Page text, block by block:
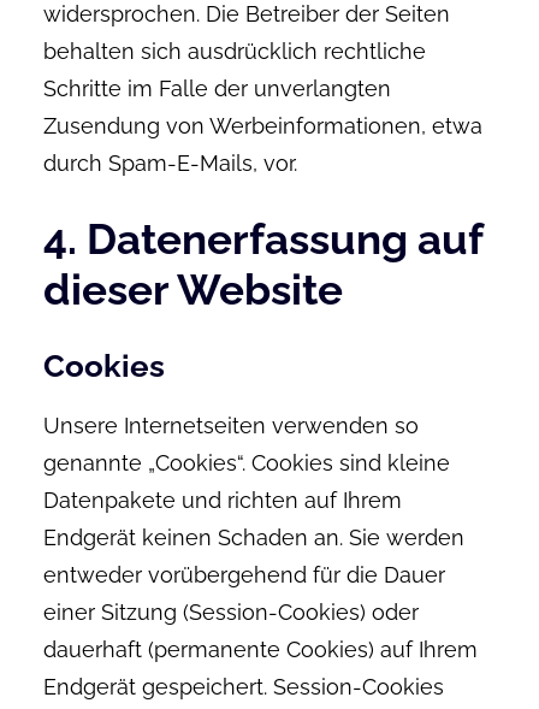
widersprochen. Die Betreiber der Seiten
behalten sich ausdrücklich rechtliche
Schritte im Falle der unverlangten
Zusendung von Werbeinformationen, etwa
durch Spam-E-Mails, vor.
4. Datenerfassung auf
dieser Website
Cookies
Unsere Internetseiten verwenden so
genannte „Cookies“. Cookies sind kleine
Datenpakete und richten auf Ihrem
Endgerät keinen Schaden an. Sie werden
entweder vorübergehend für die Dauer
einer Sitzung (Session-Cookies) oder
dauerhaft (permanente Cookies) auf Ihrem
Endgerät gespeichert. Session-Cookies